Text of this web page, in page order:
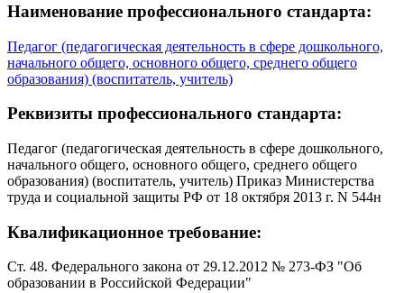
Наименование профессионального стандарта:
Педагог (педагогическая деятельность в сфере дошкольного,
начального общего, основного общего, среднего общего
образования) (воспитатель, учитель)
Реквизиты профессионального стандарта:
Педагог (педагогическая деятельность в сфере дошкольного,
начального общего, основного общего, среднего общего
образования) (воспитатель, учитель) Приказ Министерства
труда и социальной защиты РФ от 18 октября 2013 г. N 544н
Квалификационное требование:
Ст. 48. Федерального закона от 29.12.2012 № 273-ФЗ "Об
образовании в Российской Федерации"